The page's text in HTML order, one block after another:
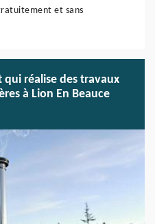
et sans
qui réalise des travaux
à Lion En Beauce